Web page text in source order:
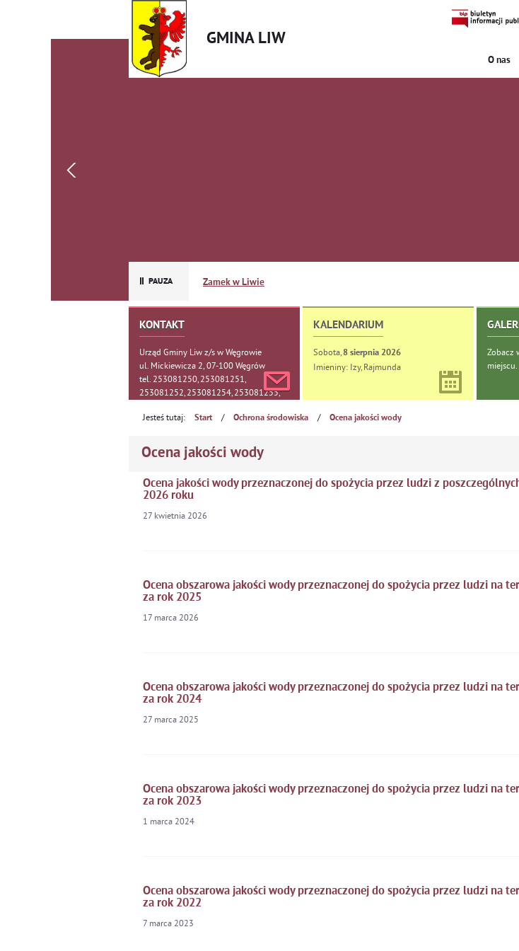
GMINA LIW
O nas
Zamek w Liwie
KONTAKT
Urząd Gminy Liw z/s w Węgrowie
ul. Mickiewicza 2, 07-100 Węgrów
tel. 253081250, 253081251,
253081252, 253081254, 253081255,
KALENDARIUM
Sobota, 8sierpnia 2026
Imieniny: Izy, Rajmunda
Zobacz
miejscu.
Jesteś tutaj: Start / Ochrona środowiska / Ocena jakości wody
Ocena jakości wody
Ocena jakości wody przeznaczonej do spożycia przez ludzi z
2026 roku
27 kwietnia 2026
Ocena obszarowa jakości wody przeznaczonej do spożycia przez ludzi na
za rok 2025
17 marca 2026
Ocena obszarowa jakości wody przeznaczonej do spożycia przez ludzi na
za rok 2024
27 marca 2025
Ocena obszarowa jakości wody przeznaczonej do spożycia przez ludzi na
za rok 2023
1 marca 2024
Ocena obszarowa jakości wody przeznaczonej do spożycia przez ludzi na
za rok 2022
7 marca 2023